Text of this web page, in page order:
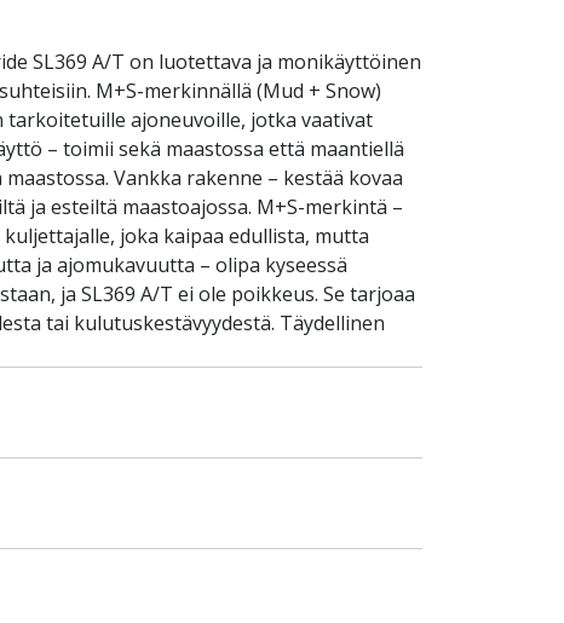
SL369 A/T on luotettava ja monikäyttöinen
M+S-merkinnällä (Mud + Snow)
tarkoitetuille ajoneuvoille, jotka vaativat
– toimii sekä maastossa että maantiellä
Vankka rakenne – kestää kovaa
ja esteiltä maastoajossa. M+S-merkintä –
joka kaipaa edullista, mutta
ja ajomukavuutta – olipa kyseessä
ja SL369 A/T ei ole poikkeus. Se tarjoaa
tai kulutuskestävyydestä. Täydellinen